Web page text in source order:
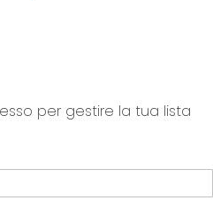
per gestire la tua lista